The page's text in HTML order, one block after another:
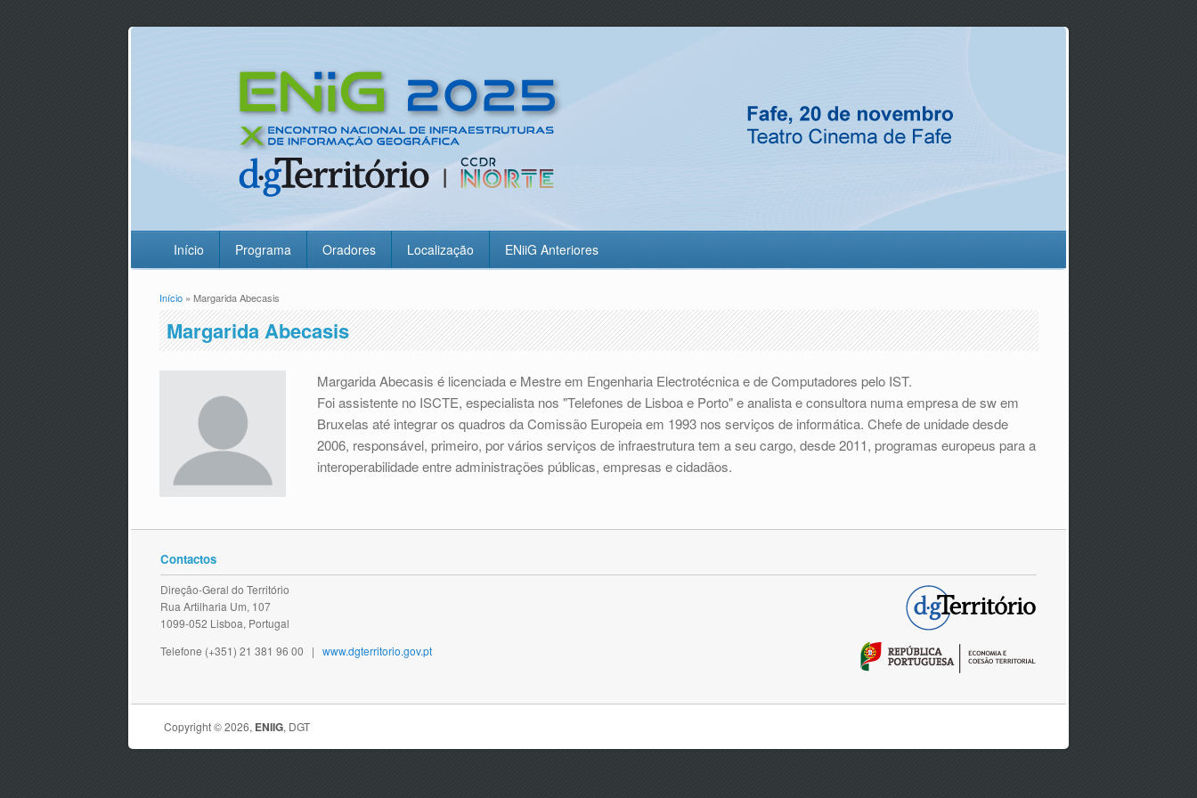
Início Programa Oradores Localização ENiiG Anteriores
Está aqui
Início» Margarida Abecasis
Margarida Abecasis
Margarida Abecasis é licenciada e Mestre em Engenharia Electrotécnica e de Computadores pelo IST.
Foi assistente no ISCTE, especialista nos "Telefones de Lisboa e Porto" e analista e consultora numa empresa de sw em
Bruxelas até integrar os quadros da Comissão Europeia em 1993 nos serviços de informática. Chefe de unidade desde
2006, responsável, primeiro, por vários serviços de infraestrutura tem a seu cargo, desde 2011, programas europeus para a
interoperabilidade entre administrações públicas, empresas e cidadãos.
Contactos
Direção-Geral do Território
Rua Artilharia Um, 107
1099-052 Lisboa, Portugal
Telefone (+351) 21 381 96 00 | www.dgterritorio.gov.pt
Copyright © 2026, ENIIG, DGT